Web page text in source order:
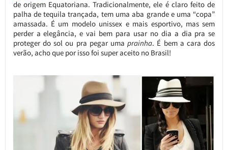
de origem Equatoriana. Tradicionalmente, ele é claro feito de
palha de tequila trançada, tem uma aba grande e uma “copa”
amassada. É um modelo unissex e mais esportivo, mas sem
perder a elegância, e vai bem para usar no dia a dia pra se
proteger do sol ou pra pegar umaprainha. É bem a cara dos
verão, acho que por isso foi super aceito no Brasil!